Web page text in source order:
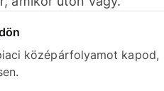
középárfolyamot kapod,